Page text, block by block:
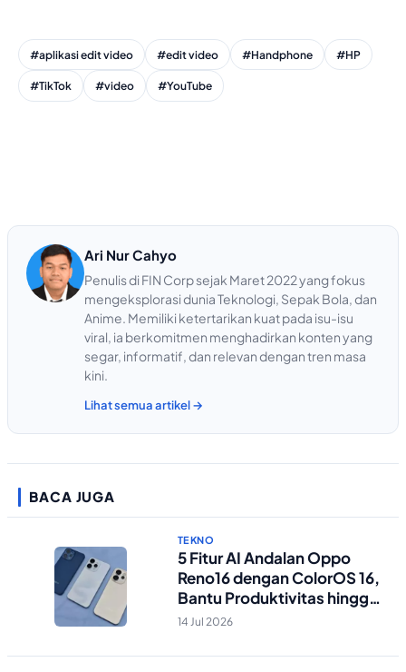
#aplikasi edit video #edit video #Handphone #HP
#TikTok #video #YouTube
Ari Nur Cahyo
Penulis di FIN Corp sejak Maret 2022 yang fokus
mengeksplorasi dunia Teknologi, Sepak Bola, dan
Anime. Memiliki ketertarikan kuat pada isu-isu
viral, ia berkomitmen menghadirkan konten yang
segar, informatif, dan relevan dengan tren masa
kini.
Lihat semua artikel →
BACA JUGA
TEKNO
5 Fitur AI Andalan Oppo
Reno16 dengan ColorOS 16,
Bantu Produktivitas hingga
Edit Foto Lebih Praktis
14 Jul 2026